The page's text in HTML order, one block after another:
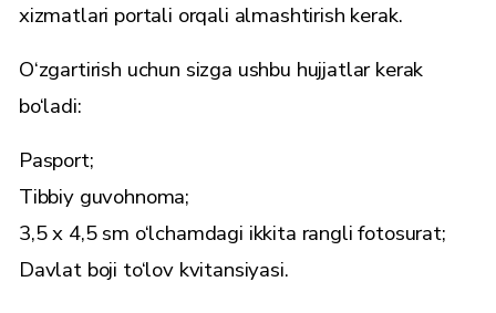
xizmatlari portali orqali almashtirish kerak.
O‘zgartirish uchun sizga ushbu hujjatlar kerak
bo‘ladi:
Pasport;
Tibbiy guvohnoma;
3,5 x 4,5 sm o‘lchamdagi ikkita rangli fotosurat;
Davlat boji to‘lov kvitansiyasi.